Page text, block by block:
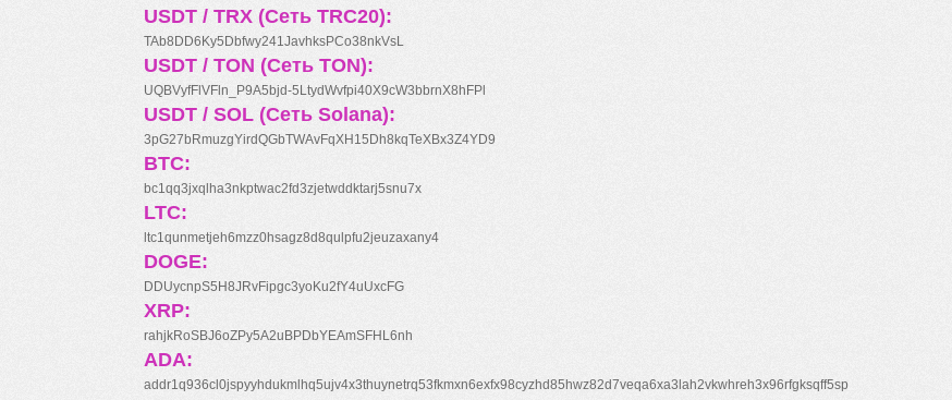
USDT / TRX (Сеть TRC20):
TAb8DD6Ky5Dbfwy241JavhksPCo38nkVsL
USDT / TON (Сеть TON):
UQBVyfFlVFln_P9A5bjd-5LtydWvfpi40X9cW3bbrnX8hFPl
USDT / SOL (Сеть Solana):
3pG27bRmuzgYirdQGbTWAvFqXH15Dh8kqTeXBx3Z4YD9
BTC:
bc1qq3jxqlha3nkptwac2fd3zjetwddktarj5snu7x
LTC:
ltc1qunmetjeh6mzz0hsagz8d8qulpfu2jeuzaxany4
DOGE:
DDUycnpS5H8JRvFipgc3yoKu2fY4uUxcFG
XRP:
rahjkRoSBJ6oZPy5A2uBPDbYEAmSFHL6nh
ADA:
addr1q936cl0jspyyhdukmlhq5ujv4x3thuynetrq53fkmxn6exfx98cyzhd85hwz82d7veqa6xa3lah2vkwhreh3x96rfgksqff5sp